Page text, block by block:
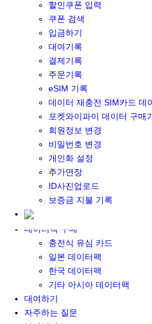
할인쿠폰 입력
쿠폰 검색
입금하기
대여기록
결제기록
주문기록
eSIM 기록
데이터 재충전 SIM카드 데
포켓와이파이 데이터 구매
회원정보 변경
비밀번호 변경
개인화 설정
추가연장
ID사진업로드
보증금 지불 기록
한국 eSIM
대만 eSIM
기타 아시아 eSIM
eSIM 개통 설명서
포켓와이파이&데이터 구매
포켓와이파이 구매
일본 DATA
기타 아시아 DATA
MACARON DATA
DATA 이용 설명서
유심 구매
일본유심
한국유심
대만유심
기타 아시아 유심
데이터팩 구매
충전식 유심 카드
일본 데이터팩
한국 데이터팩
기타 아시아 데이터팩
대여하기
자주하는 질문